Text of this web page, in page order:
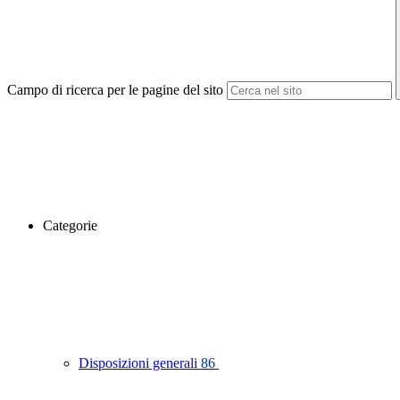
Campo di ricerca per le pagine del sito
Categorie
Disposizioni generali 86